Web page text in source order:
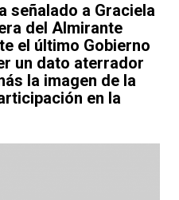
señalado a Graciela
del Almirante
el último Gobierno
un dato aterrador
la imagen de la
en la